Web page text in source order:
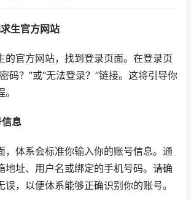
生官方网站
的官方网站，找到登录页面。在登录页
码？”或“无法登录？”链接。这将引导你
息
，体系会标准你输入你的账号信息。通
地址、用户名或绑定的手机号码。请确
误，以便体系能够正确识别你的账号。